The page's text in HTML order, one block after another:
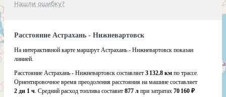
Нашли ошибку?
Расстояние Астрахань - Нижневартовск
На интерактивной карте маршрут Астрахань - Нижневартовск показан
линией.
Расстояние Астрахань - Нижневартовск составляет 3 132.8 км по трассе.
Ориентировочное время преодоления расстояния на машине составляет
2 дн 1 ч. Средний расход топлива составит 877 л при затратах 70 160 ₽